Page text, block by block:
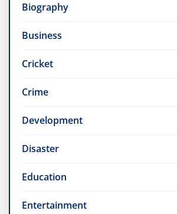
Biography
Business
Cricket
Crime
Development
Disaster
Education
Entertainment